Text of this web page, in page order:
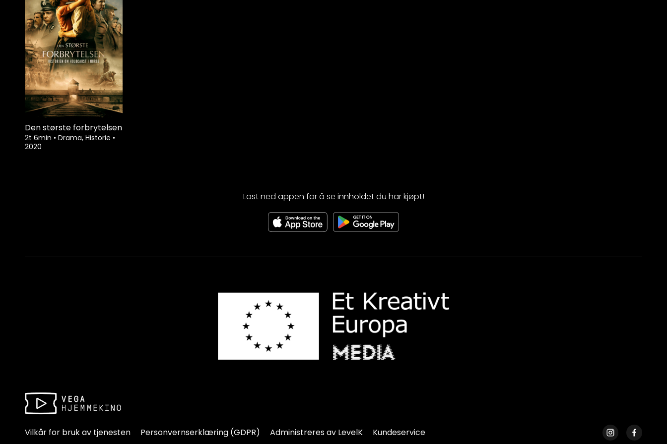
Den største forbrytelsen
2t 6min • Drama, Historie •
2020
Last ned appen for å se innholdet du har kjøpt!
Vilkår for bruk av tjenesten Personvernserklæring (GDPR) Administreres av LevelK Kundeservice